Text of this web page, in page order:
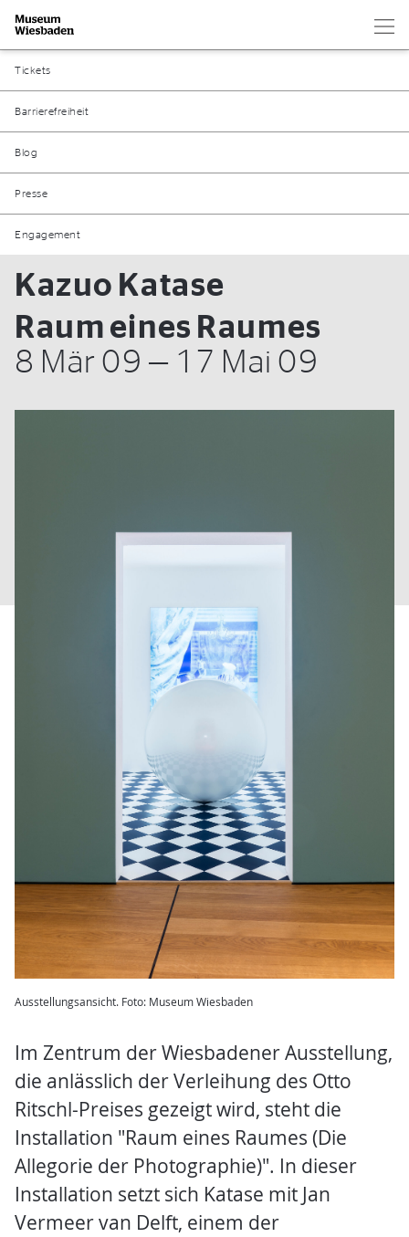
Zur Startseite
Tickets
Barrierefreiheit
Blog
Presse
Engagement
Kazuo Katase
Raum eines Raumes
8 Mär 09 — 17 Mai 09
Ausstellungsansicht. Foto: Museum Wiesbaden
Im Zentrum der Wiesbadener Ausstellung,
die anlässlich der Verleihung des Otto
Ritschl-Preises gezeigt wird, steht die
Installation "Raum eines Raumes (Die
Allegorie der Photographie)". In dieser
Installation setzt sich Katase mit Jan
Vermeer van Delft, einem der